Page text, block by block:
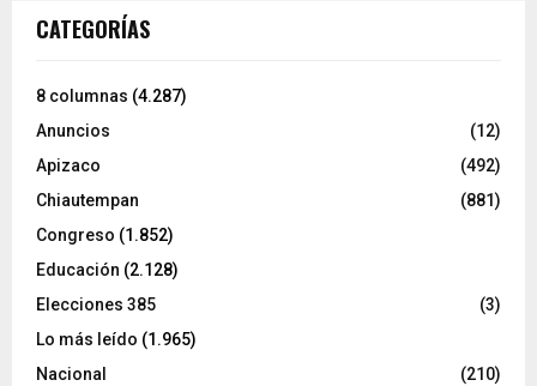
CATEGORÍAS
8 columnas (4.287)
Anuncios
(12)
Apizaco
(492)
Chiautempan
(881)
Congreso (1.852)
Educación (2.128)
Elecciones 385
(3)
Lo más leído (1.965)
Nacional
(210)